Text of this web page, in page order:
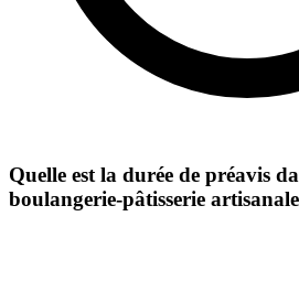
Quelle est la durée de préavis
boulangerie-pâtisserie